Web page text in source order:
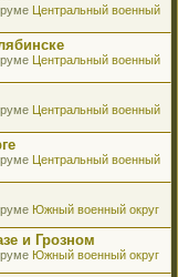
Центральный военный
Центральный военный
Центральный военный
Центральный военный
Южный военный округ
и Грозном
Южный военный округ